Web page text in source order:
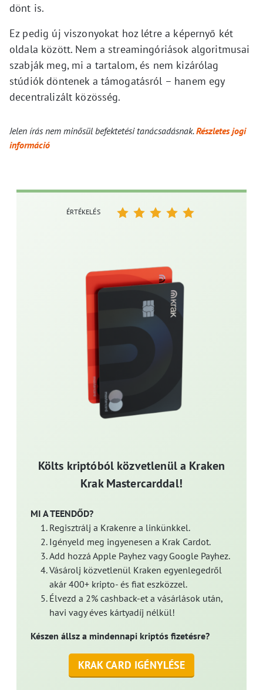
dönt is.
Ez pedig új viszonyokat hoz létre a képernyő két
oldala között. Nem a streamingóriások algoritmusai
szabják meg, mi a tartalom, és nem kizárólag
stúdiók döntenek a támogatásról – hanem egy
decentralizált közösség.
Jelen írás nem minősül befektetési tanácsadásnak.Részletes jogi
információ
Költs kriptóból közvetlenül a Kraken
Krak Mastercarddal!
MI A TEENDŐD?
Regisztrálj a Krakenre a linkünkkel.
Igényeld meg ingyenesen a Krak Cardot.
Add hozzá Apple Payhez vagy Google Payhez.
Vásárolj közvetlenül Kraken egyenlegedről
akár 400+ kripto- és fiat eszközzel.
Élvezd a 2% cashback-et a vásárlások után,
havi vagy éves kártyadíj nélkül!
Készen állsz a mindennapi kriptós fizetésre?
KRAK CARD IGÉNYLÉSE
ÉRTÉKELÉS